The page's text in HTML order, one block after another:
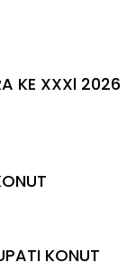
KE XXXl 2026
KONUT